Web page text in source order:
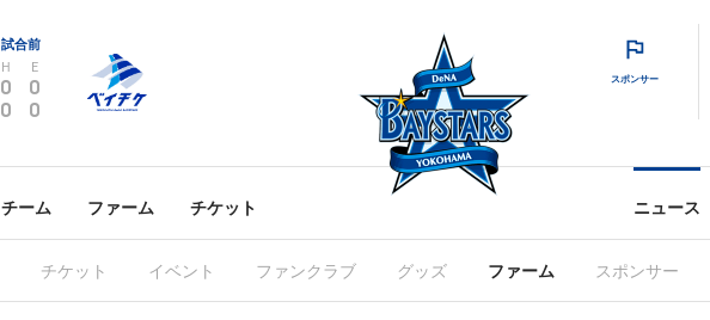
試合前
H E
0 0
0 0
スポンサー
チーム ファーム チケット ニュース
チケット イベント ファンクラブ グッズ ファーム スポンサー